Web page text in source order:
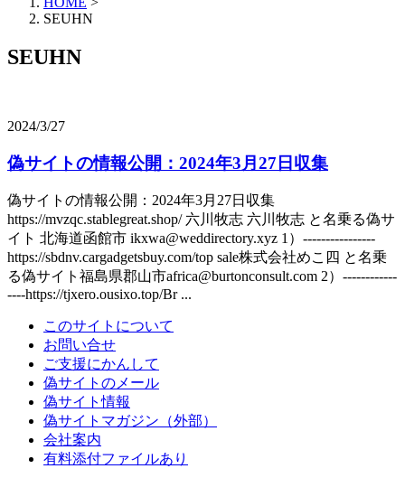
SEUHN
SEUHN
2024/3/27
偽サイトの情報公開：2024年3月27日収集
偽サイトの情報公開：2024年3月27日収集
https://mvzqc.stablegreat.shop/ 六川牧志 六川牧志 と名乗る偽サ
イト 北海道函館市 ikxwa@weddirectory.xyz 1）----------------
https://sbdnv.cargadgetsbuy.com/top sale株式会社めこ四 と名乗
る偽サイト福島県郡山市africa@burtonconsult.com 2）------------
----https://tjxero.ousixo.top/Br ...
このサイトについて
お問い合せ
ご支援にかんして
偽サイトのメール
偽サイト情報
偽サイトマガジン（外部）
会社案内
有料添付ファイルあり